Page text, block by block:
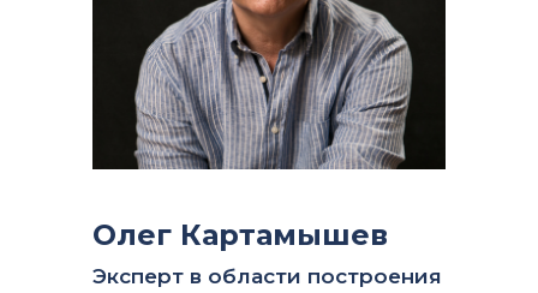
Олег Картамышев
Эксперт в области построения